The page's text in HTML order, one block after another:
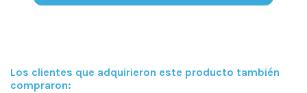
Los clientes que adquirieron este producto también
compraron: